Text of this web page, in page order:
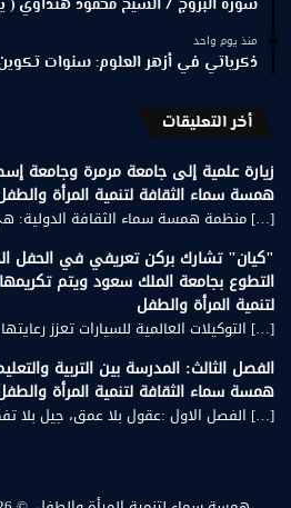
سورة البروج / الشيخ محمود هنداوي (
منذ يوم واحد
ذكرياتي في أزهر العلوم: سنوات
أخر التعليقات
همسة سماء الثقافة لتنمية المرأة
[…] منظمة همسة سماء الثقافة الدولية:
"كيان" تشارك بركن تعريفي في الحفل
التطوع بجامعة الملك سعود ويتم
لتنمية المرأة والطفل
[…] التوكيلات العالمية للسيارات تعزز
الفصل الثالث: المدرسة بين التربية
همسة سماء الثقافة لتنمية المرأة
[…] الفصل الاول :عقول بلا عمق، جيل بلا